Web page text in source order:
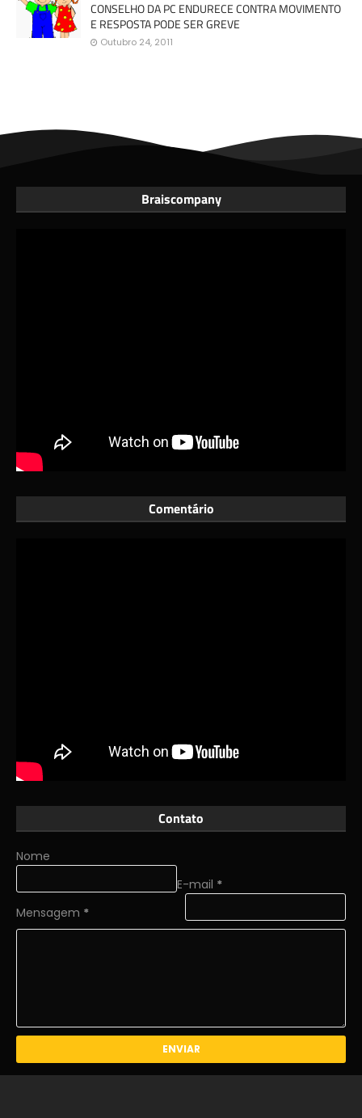
CONSELHO DA PC ENDURECE CONTRA MOVIMENTO
E RESPOSTA PODE SER GREVE
Outubro 24, 2011
Braiscompany
Comentário
Contato
Nome
E-mail *
Mensagem *